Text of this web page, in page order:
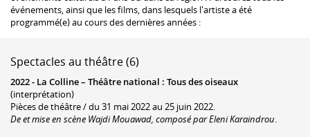
événements, ainsi que les films, dans lesquels l'artiste a été
programmé(e) au cours des dernières années :
Spectacles au théâtre (6)
2022 - La Colline – Théâtre national : Tous des oiseaux
(interprétation)
Pièces de théâtre / du 31 mai 2022 au 25 juin 2022.
De et mise en scène Wajdi Mouawad, composé par Eleni Karaindrou.